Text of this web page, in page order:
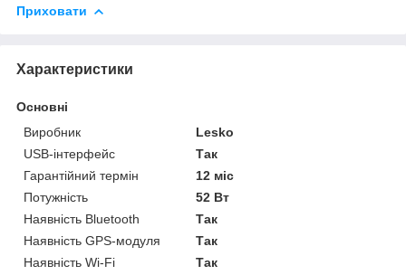
Приховати
Характеристики
Основні
Виробник
Lesko
USB-інтерфейс
Так
Гарантійний термін
12 міс
Потужність
52 Вт
Наявність Bluetooth
Так
Наявність GPS-модуля
Так
Наявність Wi-Fi
Так